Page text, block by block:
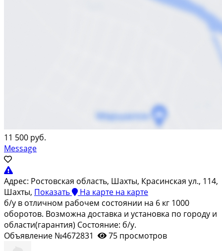
11 500 руб.
Message
Адрес: Ростовская область, Шахты, Красинская ул., 114,
Шахты, Показать На карте на карте
б/у в отличном рабочем состоянии на 6 кг 1000
оборотов. Возможна доставка и установка по городу и
области(гарантия) Состояние: б/у.
Объявление №4672831
75 просмотров